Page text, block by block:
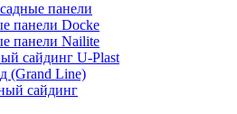
панели
панели Docke
панели Nailite
сайдинг U-Plast
(Grand Line)
сайдинг